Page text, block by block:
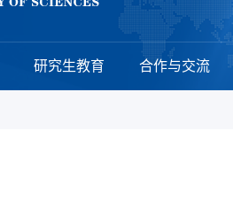
研究生教育 合作与交流